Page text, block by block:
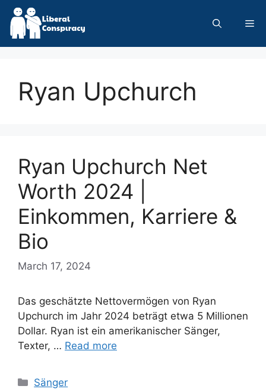
Skip
content
Ryan Upchurch
Ryan Upchurch Net
Worth 2024 |
Einkommen, Karriere &
Bio
March 17, 2024
Das geschätzte Nettovermögen von Ryan
Upchurch im Jahr 2024 beträgt etwa 5 Millionen
Dollar. Ryan ist ein amerikanischer Sänger,
Texter, … Read more
Categories
Sänger